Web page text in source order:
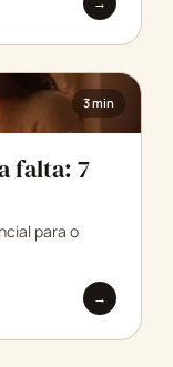
3 min
falta: 7
para o
→